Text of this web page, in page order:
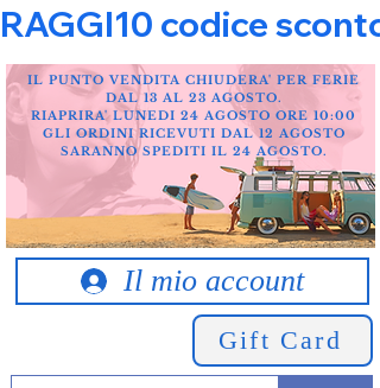
RAGGI10 codice
Il mio account
Gift Card
IL PUNTO VENDITA CHIUDERA' PER FERIE
DAL 13 AL 23 AGOSTO.
RIAPRIRA' LUNEDI 24 AGOSTO ORE 10:00
GLI ORDINI RICEVUTI DAL 12 AGOSTO
SARANNO SPEDITI IL 24 AGOSTO.